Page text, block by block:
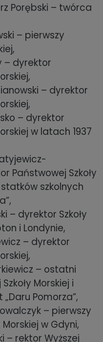
Porębski – twórca
– pierwszy
– dyrektor
– dyrektor
– dyrektor
w latach 1937
Państwowej Szkoły
szkolnych
– dyrektor Szkoły
i Londynie,
– dyrektor
– ostatni
Morskiej i
Pomorza”,
– pierwszy
Morskiej w Gdyni,
– rektor Wyższej